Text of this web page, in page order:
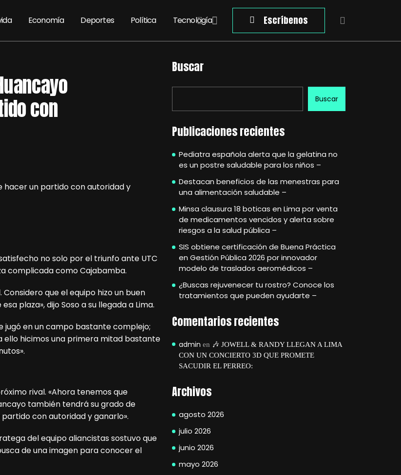
Economía Deportes Política Tecnología Escríbenos
con
no solo por el triunfo ante UTC
complicada como Cajabamba.
que el equipo hizo un buen
plaza», dijo Soso a su llegada a Lima.
jugó en un campo bastante complejo;
ello hicimos una primera mitad bastante
rival. «Ahora tenemos que
también tendrá su grado de
con autoridad y ganarlo».
del equipo aliancistas sostuvo que
de una imagen para conocer el
Buscar
Buscar
Publicaciones recientes
Pediatra española alerta que la gelatina no
es un postre saludable para los niños –
Destacan beneficios de las menestras para
una alimentación saludable –
Minsa clausura 18 boticas en Lima por venta
de medicamentos vencidos y alerta sobre
riesgos a la salud pública –
SIS obtiene certificación de Buena Práctica
en Gestión Pública 2026 por innovador
modelo de traslados aeromédicos –
¿Buscas rejuvenecer tu rostro? Conoce los
tratamientos que pueden ayudarte –
Comentarios recientes
admin en 🎶 JOWELL & RANDY LLEGAN A LIMA
CON UN CONCIERTO 3D QUE PROMETE
SACUDIR EL PERREO:
Archivos
agosto 2026
julio 2026
junio 2026
mayo 2026